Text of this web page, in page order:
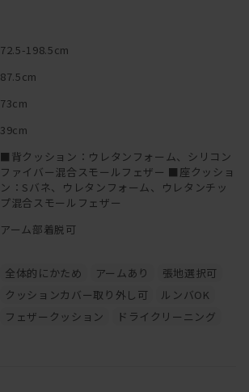
72.5-198.5cm
87.5cm
73cm
39cm
■背クッション：ウレタンフォーム、シリコン
ファイバー混合スモールフェザー ■座クッショ
ン：Sバネ、ウレタンフォーム、ウレタンチッ
プ混合スモールフェザー
アーム部着脱可
全体的にかため アームあり
張地選択可
クッションカバー取り外し可
ルンバOK
フェザークッション
ドライクリーニング